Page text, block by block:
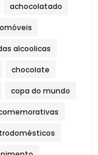
achocolatado
alcoolicas
chocolate
copa do mundo